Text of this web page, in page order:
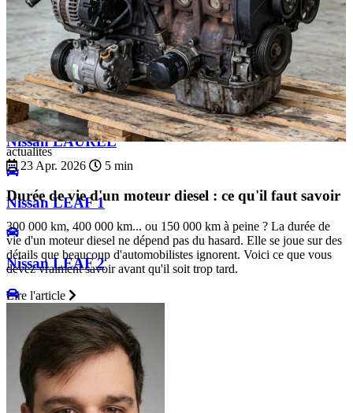
Nissan JUKE 2
Nissan KUBISTAR
Nissan LAUREL
Nissan LEAF 1
Nissan LEAF 2
Nissan MAXIMA 1
Nissan MAXIMA QX 2
actualites
23 Apr. 2026
5 min
Durée de vie d'un moteur diesel : ce qu'il faut savoir
300 000 km, 400 000 km... ou 150 000 km à peine ? La durée de
vie d'un moteur diesel ne dépend pas du hasard. Elle se joue sur des
détails que beaucoup d'automobilistes ignorent. Voici ce que vous
devez vraiment savoir avant qu'il soit trop tard.
Lire l'article